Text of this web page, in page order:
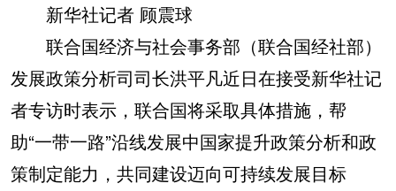
新华社记者 顾震球
联合国经济与社会事务部（联合国经社部）
发展政策分析司司长洪平凡近日在接受新华社记
者专访时表示，联合国将采取具体措施，帮
助“一带一路”沿线发展中国家提升政策分析和政
策制定能力，共同建设迈向可持续发展目标